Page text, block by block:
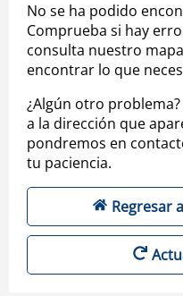
No se ha podido
Comprueba si hay
consulta nuestro
encontrar lo que
¿Algún otro
a la dirección que
pondremos en
tu paciencia.
Regresar